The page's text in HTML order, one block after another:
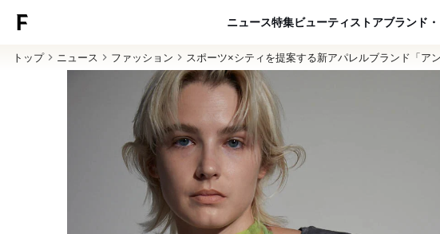
ニュース特集ビューティ ストアブランド
トップ ニュース ファッション スポーツ×シティを提案する新アパレルブランド「ア